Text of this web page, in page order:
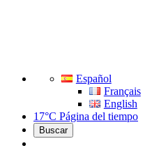
Español
Français
English
17°C Página del tiempo
Buscar